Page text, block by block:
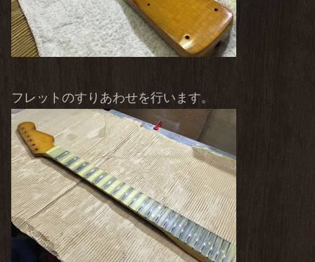
フレットのすりあわせを行います。